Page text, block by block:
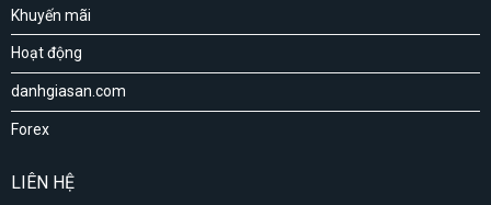
Khuyến mãi
Hoạt động
danhgiasan.com
Forex
LIÊN HỆ